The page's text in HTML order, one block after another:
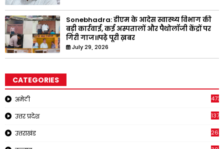
Sonebhadra: डीएम के आदेस स्वास्थ्य विभाग की
बड़ी कार्रवाई, कई अस्पतालों और पैथोलॉजी केंद्रों पर
गिरी गाज।।पढ़े पूरी ख़बर
July 29, 2026
CATEGORIES
अमेठी
उत्तर प्रदेश 1371
उत्तराखंड